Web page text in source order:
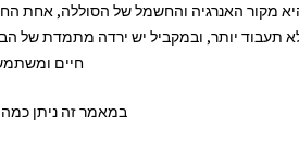
מקור האנרגיה והחשמל של הסוללה, אחת
יותר, ובמקביל יש ירדה מתמדת של
חיים
במאמר זה ניתן כמה